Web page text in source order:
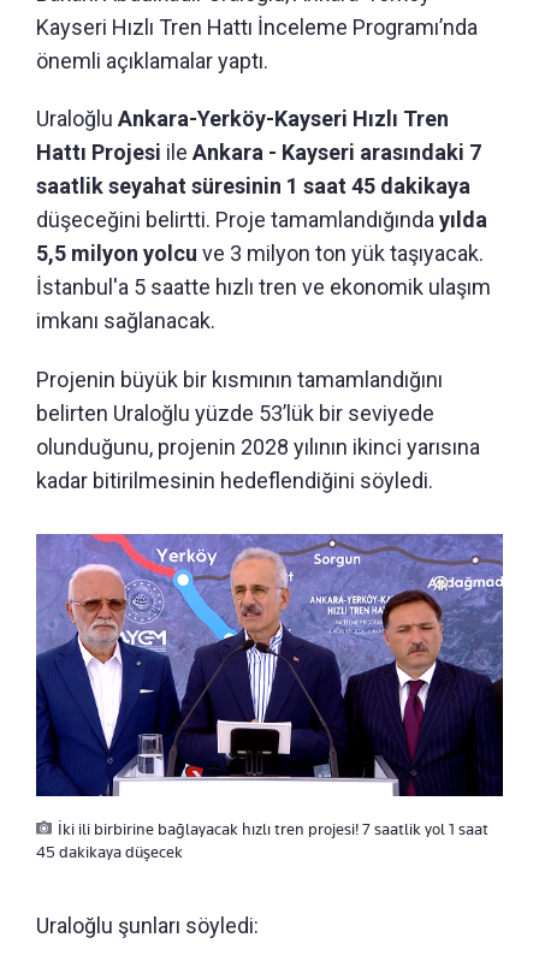
Kayseri Hızlı Tren Hattı İnceleme Programı’nda
önemli açıklamalar yaptı.
Uraloğlu Ankara-Yerköy-Kayseri Hızlı Tren
Hattı Projesi ile Ankara - Kayseri arasındaki 7
saatlik seyahat süresinin 1 saat 45 dakikaya
düşeceğini belirtti. Proje tamamlandığında yılda
5,5 milyon yolcu ve 3 milyon ton yük taşıyacak.
İstanbul'a 5 saatte hızlı tren ve ekonomik ulaşım
imkanı sağlanacak.
Projenin büyük bir kısmının tamamlandığını
belirten Uraloğlu yüzde 53’lük bir seviyede
olunduğunu, projenin 2028 yılının ikinci yarısına
kadar bitirilmesinin hedeflendiğini söyledi.
İki ili birbirine bağlayacak hızlı tren projesi! 7 saatlik yol 1 saat
45 dakikaya düşecek
Uraloğlu şunları söyledi: